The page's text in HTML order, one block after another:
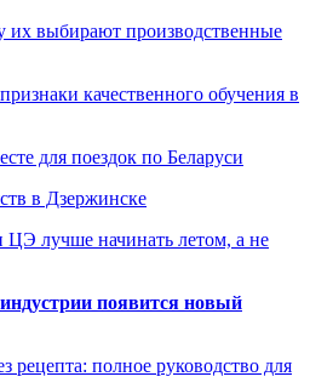
их выбирают производственные
качественного обучения в
для поездок по Беларуси
в Дзержинске
лучше начинать летом, а не
появится новый
рецепта: полное руководство для